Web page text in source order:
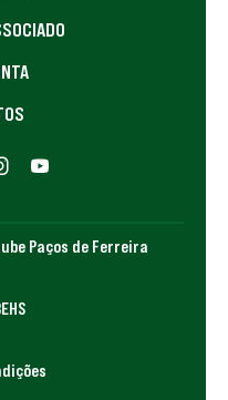
Paços de Ferreira